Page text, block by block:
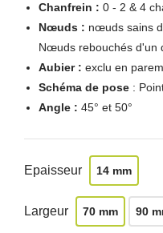
Chanfrein : 0 - 2 & 4
Nœuds : nœuds sains
Nœuds rebouchés d'un
Aubier : exclu en
Schéma de pose :
Angle : 45° et 50°
Epaisseur 14 mm
Largeur 70 mm 90